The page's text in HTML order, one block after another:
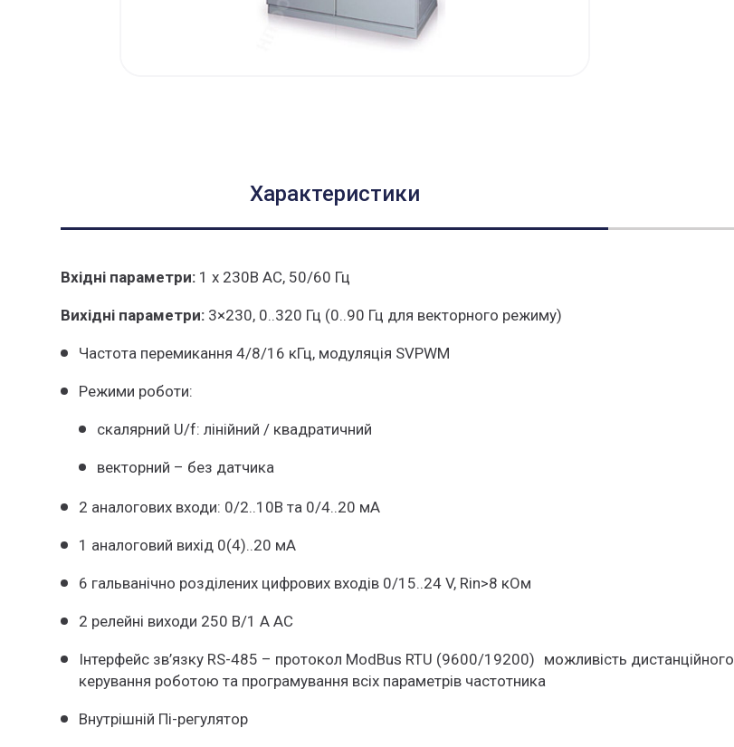
Характеристики
Вхідні параметри: 1 х 230В AC, 50/60 Гц
Вихідні параметри: 3×230, 0..320 Гц (0..90 Гц для векторного режиму)
Частота перемикання 4/8/16 кГц, модуляція SVPWM
Режими роботи:
скалярний U/f: лінійний / квадратичний
векторний – без датчика
2 аналогових входи: 0/2..10В та 0/4..20 мА
1 аналоговий вихід 0(4)..20 мA
6 гальванічно розділених цифрових входів 0/15..24 V, Rin>8 кОм
2 релейні виходи 250 В/1 A AC
Інтерфейс зв’язку RS-485 – протокол ModBus RTU (9600/19200) можливість дистанційного
керування роботою та програмування всіх параметрів частотника
Внутрішній Пі-регулятор